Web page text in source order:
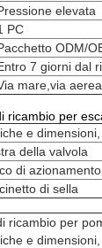
elevata
PC
ODM/
7 giorni dal
mare,via
ricambio per
e
della valvola
di azionamento
di sella
ricambio per
e